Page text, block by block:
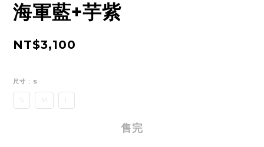
海軍藍+芋紫
NT$3,100
尺寸 : S
M
售完